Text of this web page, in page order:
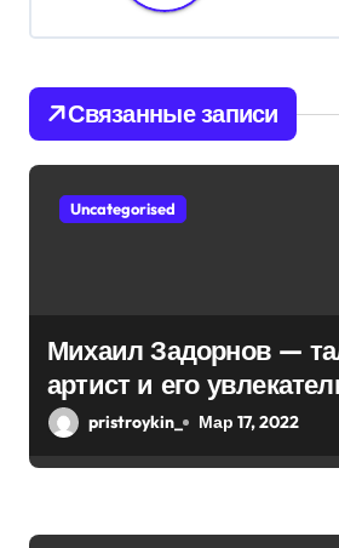
ц
и
я
п
п
и
с
я
Связанные записи
Uncategorised
Михаил Задорнов —
артист и его
биография —
pristroykin_ Мар 17, 2022